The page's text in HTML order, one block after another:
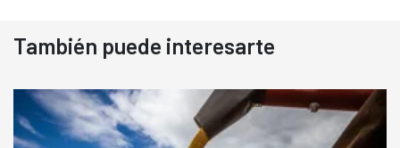
También puede interesarte